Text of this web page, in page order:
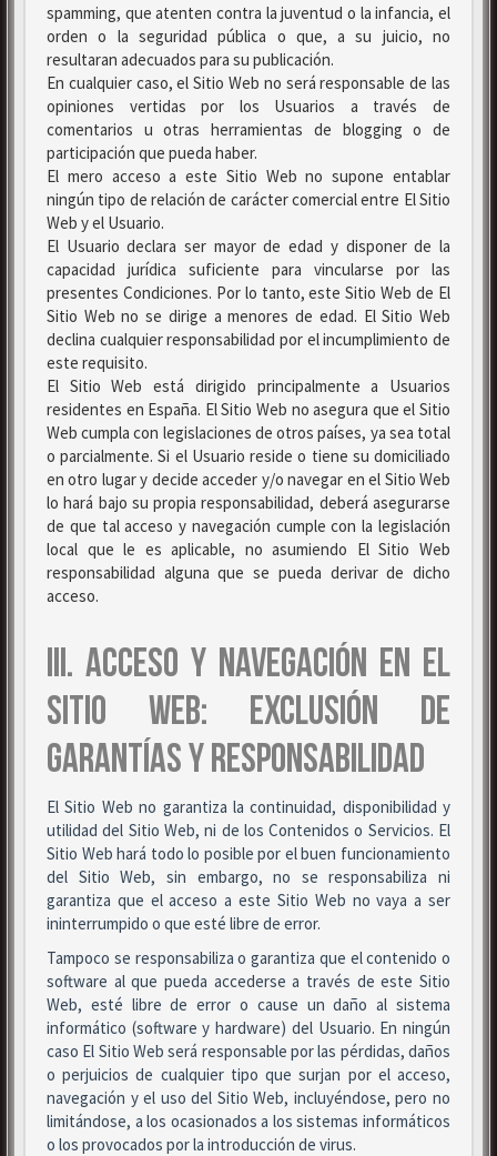
spamming, que atenten contra la juventud o la infancia, el
orden o la seguridad pública o que, a su juicio, no
resultaran adecuados para su publicación.
En cualquier caso, el Sitio Web no será responsable de las
opiniones vertidas por los Usuarios a través de
comentarios u otras herramientas de blogging o de
participación que pueda haber.
El mero acceso a este Sitio Web no supone entablar
ningún tipo de relación de carácter comercial entre El Sitio
Web y el Usuario.
El Usuario declara ser mayor de edad y disponer de la
capacidad jurídica suficiente para vincularse por las
presentes Condiciones. Por lo tanto, este Sitio Web de El
Sitio Web no se dirige a menores de edad. El Sitio Web
declina cualquier responsabilidad por el incumplimiento de
este requisito.
El Sitio Web está dirigido principalmente a Usuarios
residentes en España. El Sitio Web no asegura que el Sitio
Web cumpla con legislaciones de otros países, ya sea total
o parcialmente. Si el Usuario reside o tiene su domiciliado
en otro lugar y decide acceder y/o navegar en el Sitio Web
lo hará bajo su propia responsabilidad, deberá asegurarse
de que tal acceso y navegación cumple con la legislación
local que le es aplicable, no asumiendo El Sitio Web
responsabilidad alguna que se pueda derivar de dicho
acceso.
III. ACCESO Y NAVEGACIÓN EN EL
SITIO WEB: EXCLUSIÓN DE
GARANTÍAS Y RESPONSABILIDAD
El Sitio Web no garantiza la continuidad, disponibilidad y
utilidad del Sitio Web, ni de los Contenidos o Servicios. El
Sitio Web hará todo lo posible por el buen funcionamiento
del Sitio Web, sin embargo, no se responsabiliza ni
garantiza que el acceso a este Sitio Web no vaya a ser
ininterrumpido o que esté libre de error.
Tampoco se responsabiliza o garantiza que el contenido o
software al que pueda accederse a través de este Sitio
Web, esté libre de error o cause un daño al sistema
informático (software y hardware) del Usuario. En ningún
caso El Sitio Web será responsable por las pérdidas, daños
o perjuicios de cualquier tipo que surjan por el acceso,
navegación y el uso del Sitio Web, incluyéndose, pero no
limitándose, a los ocasionados a los sistemas informáticos
o los provocados por la introducción de virus.